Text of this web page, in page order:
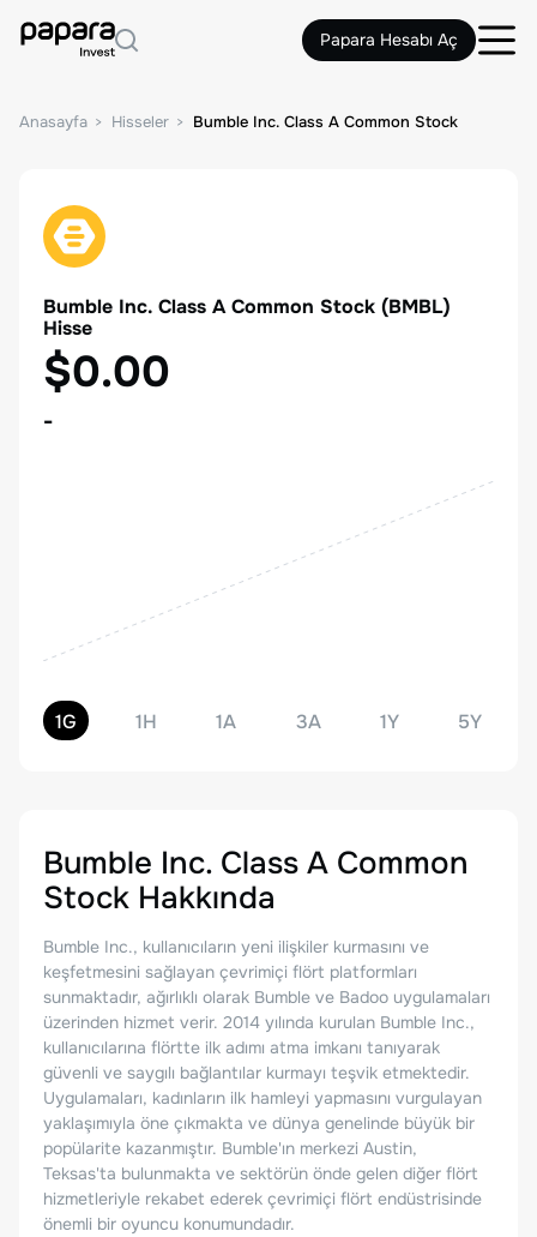
Papara Hesabı Aç
Anasayfa Hisseler Bumble Inc. Class A Common Stock
Bumble Inc. Class A Common Stock (BMBL)
Hisse
$0.00
-
1G 1H 1A 3A 1Y 5Y
Bumble Inc. Class A Common
Stock Hakkında
Bumble Inc., kullanıcıların yeni ilişkiler kurmasını ve
keşfetmesini sağlayan çevrimiçi flört platformları
sunmaktadır, ağırlıklı olarak Bumble ve Badoo uygulamaları
üzerinden hizmet verir. 2014 yılında kurulan Bumble Inc.,
kullanıcılarına flörtte ilk adımı atma imkanı tanıyarak
güvenli ve saygılı bağlantılar kurmayı teşvik etmektedir.
Uygulamaları, kadınların ilk hamleyi yapmasını vurgulayan
yaklaşımıyla öne çıkmakta ve dünya genelinde büyük bir
popülarite kazanmıştır. Bumble'ın merkezi Austin,
Teksas'ta bulunmakta ve sektörün önde gelen diğer flört
hizmetleriyle rekabet ederek çevrimiçi flört endüstrisinde
önemli bir oyuncu konumundadır.